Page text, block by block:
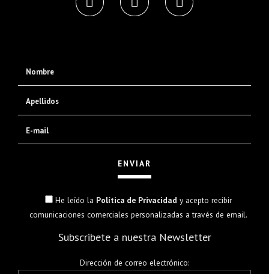
He leído la Política de Privacidad y acepto recibir
comunicaciones comerciales personalizadas a través de email.
Subscribete a nuestra Newsletter
Dirección de correo electrónico: